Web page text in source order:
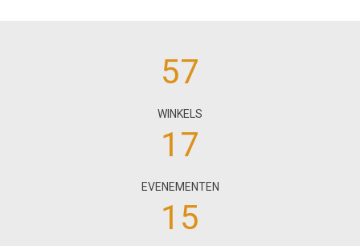
57
WINKELS
17
EVENEMENTEN
15